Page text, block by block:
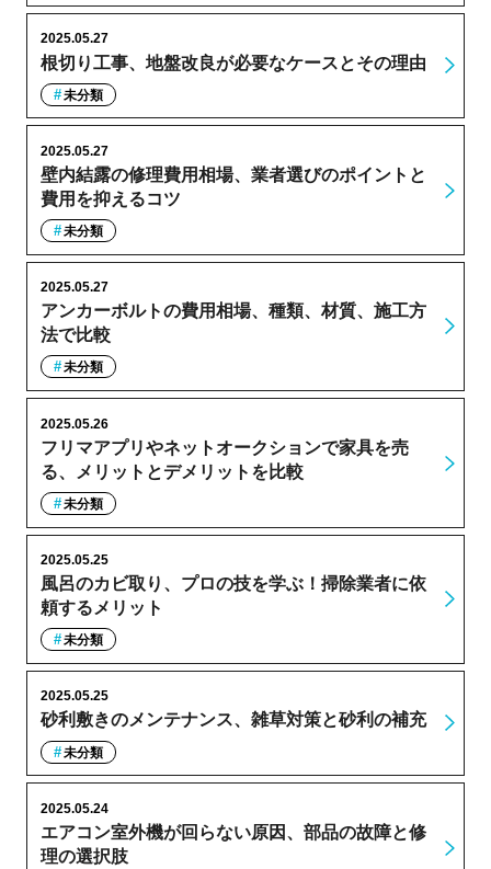
根切り工事、地盤改良が必要なケースとその理由
2025.05.27
未分類
壁内結露の修理費用相場、業者選びのポイントと
費用を抑えるコツ
2025.05.27
未分類
アンカーボルトの費用相場、種類、材質、施工方
法で比較
2025.05.27
未分類
フリマアプリやネットオークションで家具を売
る、メリットとデメリットを比較
2025.05.26
未分類
風呂のカビ取り、プロの技を学ぶ！掃除業者に依
頼するメリット
2025.05.25
未分類
砂利敷きのメンテナンス、雑草対策と砂利の補充
2025.05.25
未分類
エアコン室外機が回らない原因、部品の故障と修
理の選択肢
2025.05.24